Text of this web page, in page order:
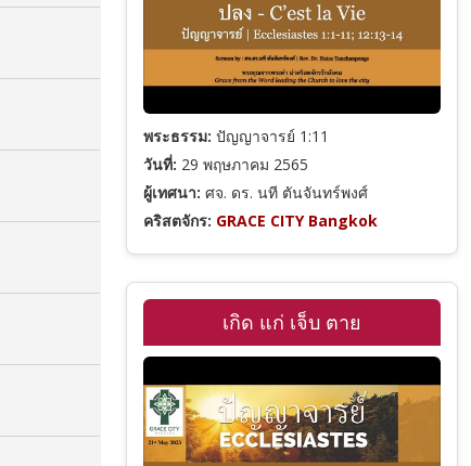
พระธรรม: ปัญญาจารย์ 1:11
วันที่: 29 พฤษภาคม 2565
ผู้เทศนา: ศจ. ดร. นที ตันจันทร์พงศ์
คริสตจักร: GRACE CITY Bangkok
เกิด แก่ เจ็บ ตาย